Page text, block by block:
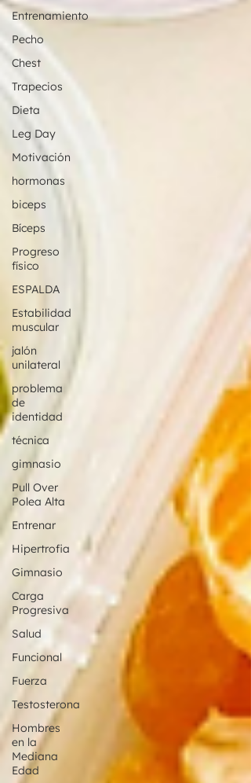
Entrenamiento
Pecho
Chest
Trapecios
Dieta
Leg Day
Motivación
hormonas
biceps
Bíceps
Progreso
físico
ESPALDA
Estabilidad
muscular
jalón
unilateral
problema
de
identidad
técnica
gimnasio
Pull Over
Polea Alta
Entrenar
Hipertrofia
Gimnasio
Carga
Progresiva
Salud
Funcional
Fuerza
Testosterona
Hombres
en la
Mediana
Edad